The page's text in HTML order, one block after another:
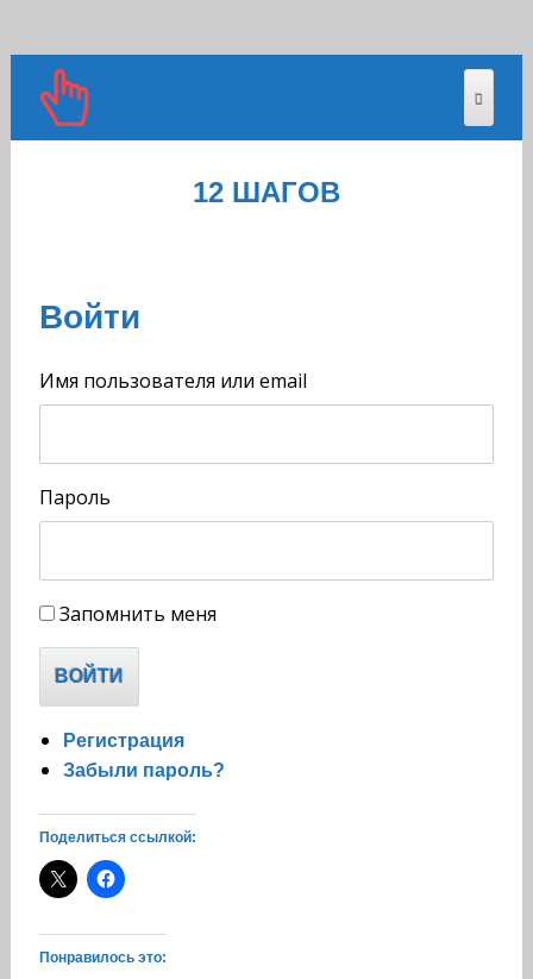
12 ШАГОВ
Войти
Имя пользователя или email
Пароль
Запомнить меня
ВОЙТИ
Регистрация
Забыли пароль?
Поделиться ссылкой:
Понравилось это: